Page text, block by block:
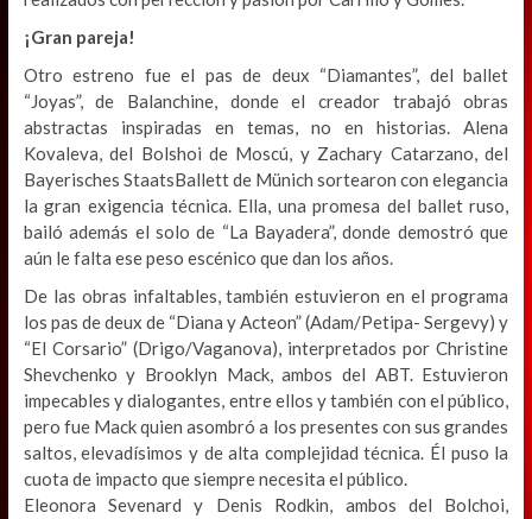
¡Gran pareja!
Otro estreno fue el pas de deux “Diamantes”, del ballet
“Joyas”, de Balanchine, donde el creador trabajó obras
abstractas inspiradas en temas, no en historias. Alena
Kovaleva, del Bolshoi de Moscú, y Zachary Catarzano, del
Bayerisches StaatsBallett de Münich sortearon con elegancia
la gran exigencia técnica. Ella, una promesa del ballet ruso,
bailó además el solo de “La Bayadera”, donde demostró que
aún le falta ese peso escénico que dan los años.
De las obras infaltables, también estuvieron en el programa
los pas de deux de “Diana y Acteon” (Adam/Petipa- Sergevy) y
“El Corsario” (Drigo/Vaganova), interpretados por Christine
Shevchenko y Brooklyn Mack, ambos del ABT. Estuvieron
impecables y dialogantes, entre ellos y también con el público,
pero fue Mack quien asombró a los presentes con sus grandes
saltos, elevadísimos y de alta complejidad técnica. Él puso la
cuota de impacto que siempre necesita el público.
Eleonora Sevenard y Denis Rodkin, ambos del Bolchoi,